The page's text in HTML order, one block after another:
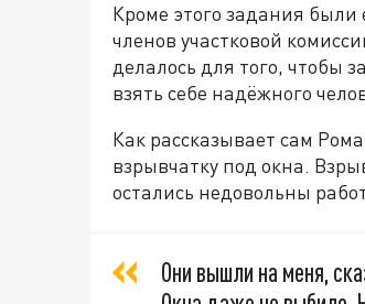
Кроме этого задания
членов участковой
делалось для того, чтобы
взять себе надёжного
Как рассказывает сам
взрывчатку под окна.
остались недовольны
Они вышли на меня,